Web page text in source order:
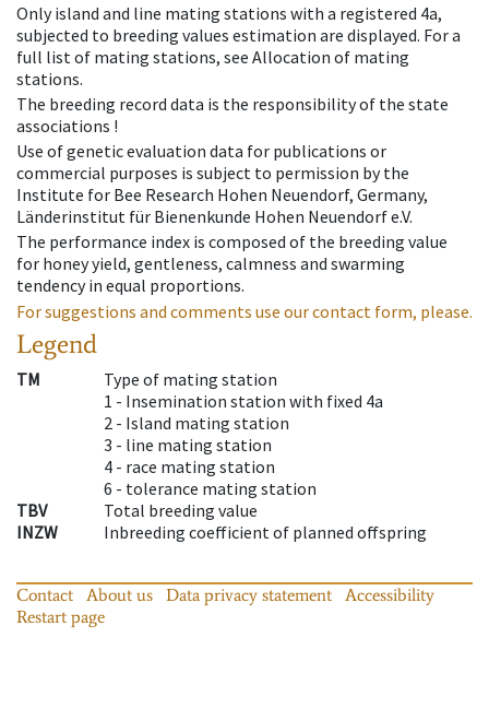
Only island and line mating stations with a registered 4a,
subjected to breeding values estimation are displayed. For a
full list of mating stations, see Allocation of mating
stations.
The breeding record data is the responsibility of the state
associations !
Use of genetic evaluation data for publications or
commercial purposes is subject to permission by the
Institute for Bee Research Hohen Neuendorf, Germany,
Länderinstitut für Bienenkunde Hohen Neuendorf e.V.
The performance index is composed of the breeding value
for honey yield, gentleness, calmness and swarming
tendency in equal proportions.
For suggestions and comments use our contact form, please.
Legend
TM
Type of mating station
1 - Insemination station with fixed 4a
2 - Island mating station
3 - line mating station
4 - race mating station
6 - tolerance mating station
TBV
Total breeding value
INZW
Inbreeding coefficient of planned offspring
Contact About us Data privacy statement
Accessibility
Restart page